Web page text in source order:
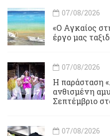
07/08/2026
«Ο Αγκαίος
έργο μας
07/08/2026
Η παράσταση
ανθισμένη
Σεπτέμβριο
07/08/2026